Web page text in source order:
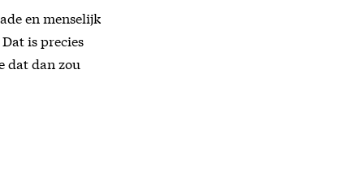
en menselijk
is precies
dat dan zou